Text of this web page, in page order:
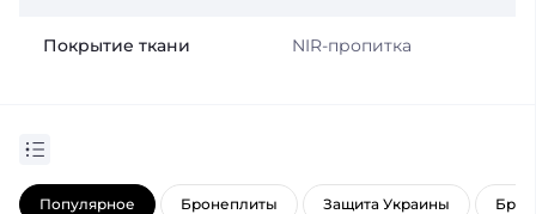
Покрытие ткани NIR-пропитка
Популярное Бронеплиты Защита Украины